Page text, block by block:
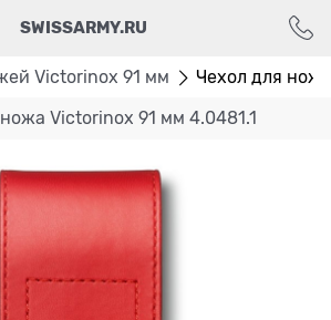
SWISSARMY.RU
Victorinox 91 мм Чехол для
Victorinox 91 мм 4.0481.1